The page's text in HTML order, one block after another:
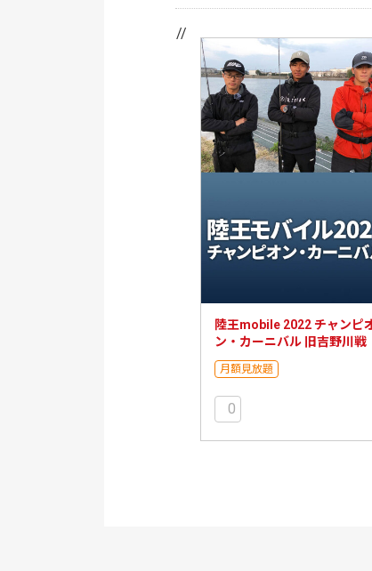
// //
陸王mobile 2022 チャンピ
ン・カーニバル 旧吉野川戦
月額見放題
0